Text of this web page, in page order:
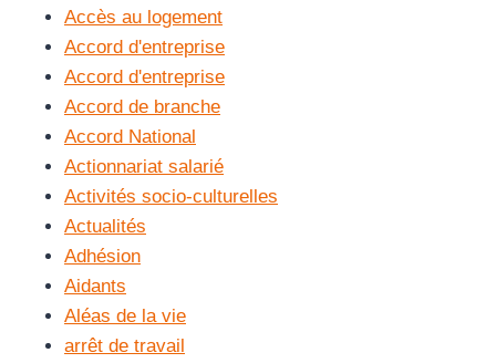
Accès au logement
Accord d'entreprise
Accord d'entreprise
Accord de branche
Accord National
Actionnariat salarié
Activités socio-culturelles
Actualités
Adhésion
Aidants
Aléas de la vie
arrêt de travail